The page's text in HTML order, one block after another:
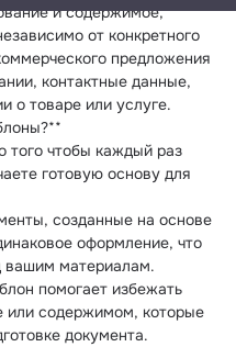
и содержимое,
от конкретного
предложения
контактные данные,
о товаре или услуге.
того чтобы каждый раз
готовую основу для
созданные на основе
оформление, что
вашим материалам.
помогает избежать
или содержимом, которые
документа.